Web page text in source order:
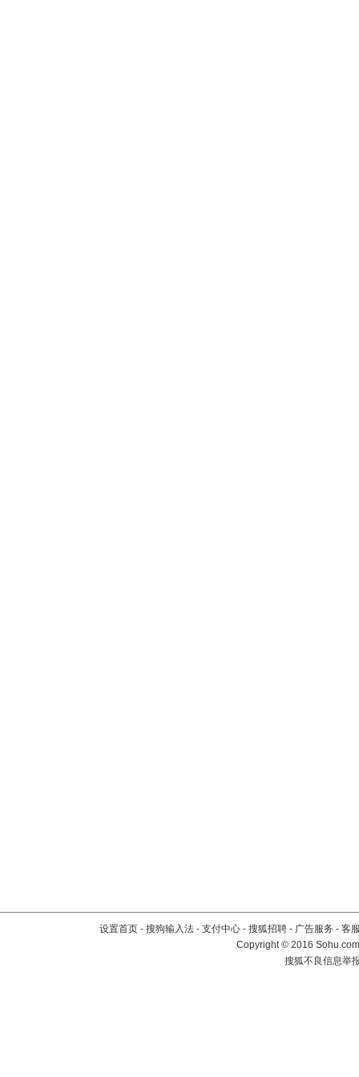
设置首页 - 搜狗输入法 - 支付中心 - 搜狐招聘 - 广告服务 - 客
Copyright©2016
搜狐不良信息举